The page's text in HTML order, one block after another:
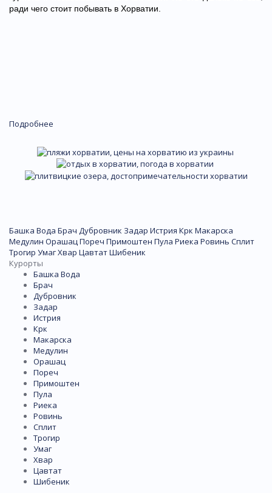
ради чего стоит побывать в Хорватии.
Подробнее
Башка Вода Брач Дубровник Задар Истрия Крк Макарска
Медулин ОрашацПореч Примоштен Пула Риека Ровинь Сплит
Трогир УмагХвар ЦавтатШибеник
Курорты
Башка Вода
Брач
Дубровник
Задар
Истрия
Крк
Макарска
Медулин
Орашац
Пореч
Примоштен
Пула
Риека
Ровинь
Сплит
Трогир
Умаг
Хвар
Цавтат
Шибеник